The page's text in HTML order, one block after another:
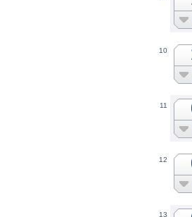
10
11
12
13